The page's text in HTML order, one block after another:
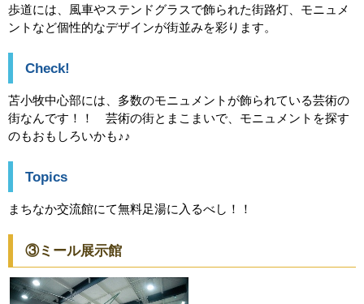
歩道には、風車やステンドグラスで飾られた街路灯、モニュメ
ントなど個性的なデザインが街並みを彩ります。
Check!
苫小牧中心部には、多数のモニュメントが飾られている芸術の
街なんです！！ 芸術の街とまこまいで、モニュメントを探す
のもおもしろいかも♪♪
Topics
まちなか交流館にて無料足湯に入るべし！！
③ミール展示館